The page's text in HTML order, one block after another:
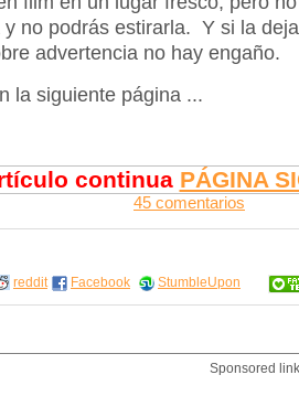
no podrás estirarla. Y si la
advertencia no hay engaño.
la siguiente página ...
continua PÁGINA
45 comentarios
reddit Facebook StumbleUpon
Sponsored